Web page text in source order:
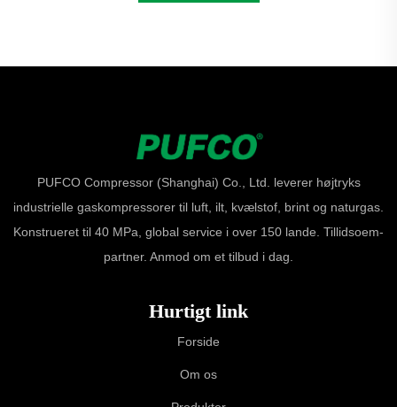
PUFCO Compressor (Shanghai) Co., Ltd. leverer højtryks
industrielle gaskompressorer til luft, ilt, kvælstof, brint og naturgas.
Konstrueret til 40 MPa, global service i over 150 lande. Tillidsoem-
partner. Anmod om et tilbud i dag.
Hurtigt link
Forside
Om os